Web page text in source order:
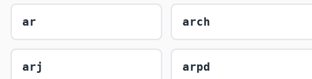
ar arch
arj arpd